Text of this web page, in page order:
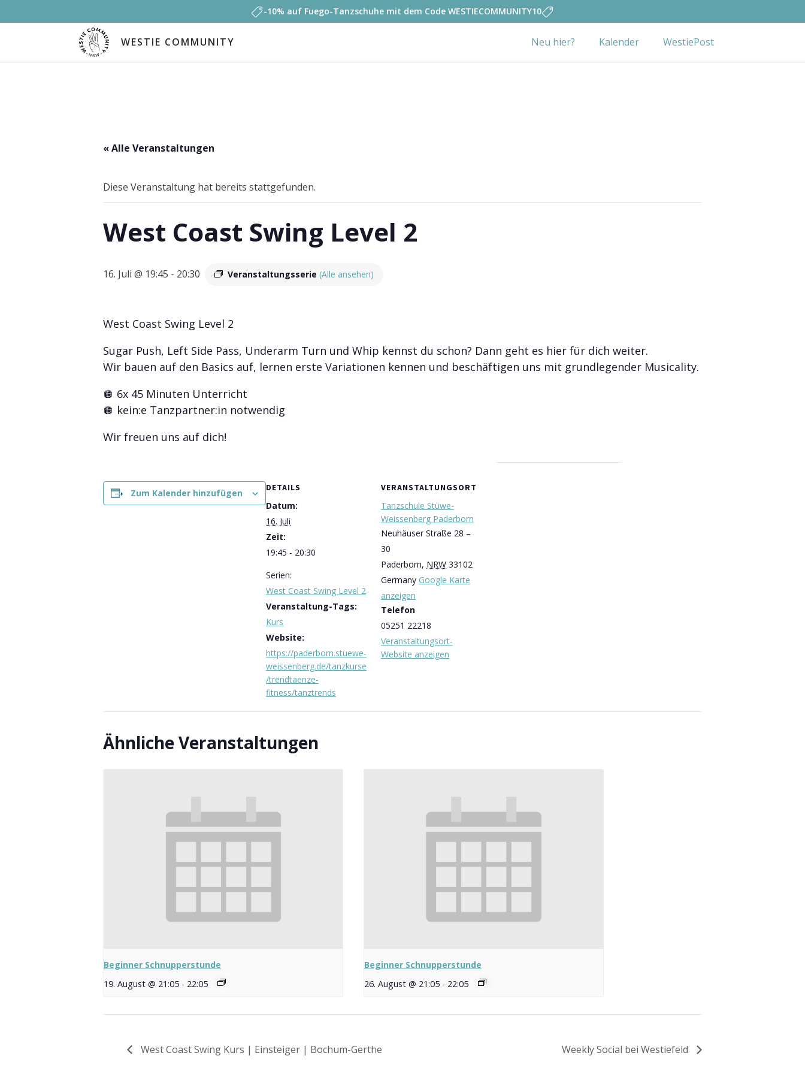
-10% auf Fuego-Tanzschuhe mit dem Code WESTIECOMMUNITY10
WESTIE COMMUNITY Neu hier? Kalender WestiePost
« Alle Veranstaltungen
Diese Veranstaltung hat bereits stattgefunden.
West Coast Swing Level 2
16. Juli @ 19:45 - 20:30 Veranstaltungsserie (Alle ansehen)
West Coast Swing Level 2
Sugar Push, Left Side Pass, Underarm Turn und Whip kennst du schon? Dann geht es hier für dich weiter.
Wir bauen auf den Basics auf, lernen erste Variationen kennen und beschäftigen uns mit grundlegender Musicality.
🪩 6x 45 Minuten Unterricht
🪩 kein:e Tanzpartner:in notwendig
Wir freuen uns auf dich!
Zum Kalender hinzufügen DETAILS
Datum:
16. Juli
Zeit:
19:45 - 20:30
Serien:
West Coast Swing Level 2
Veranstaltung-Tags:
Kurs
Website:
https://paderborn.stuewe-
weissenberg.de/tanzkurse
/trendtaenze-
fitness/tanztrends
VERANSTALTUNGSORT
Tanzschule Stüwe-
Weissenberg Paderborn
Neuhäuser Straße 28 –
30
Paderborn, NRW 33102
Germany Google Karte
anzeigen
Telefon
05251 22218
Veranstaltungsort-
Website anzeigen
Ähnliche Veranstaltungen
Beginner Schnupperstunde
19. August @ 21:05 - 22:05
Beginner Schnupperstunde
26. August @ 21:05 - 22:05
West Coast Swing Kurs | Einsteiger | Bochum-Gerthe Weekly Social bei Westiefeld